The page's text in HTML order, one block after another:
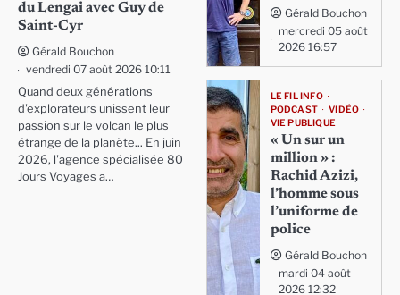
du Lengai avec Guy de
Saint-Cyr
Gérald Bouchon
vendredi 07 août 2026 10:11
Quand deux générations
d'explorateurs unissent leur
passion sur le volcan le plus
étrange de la planète... En juin
2026, l'agence spécialisée 80
Jours Voyages a…
Gérald Bouchon
mercredi 05 août
2026 16:57
LE FIL INFO
PODCAST
VIDÉO
VIE PUBLIQUE
« Un sur un
million » :
Rachid Azizi,
l’homme sous
l’uniforme de
police
Gérald Bouchon
mardi 04 août
2026 12:32